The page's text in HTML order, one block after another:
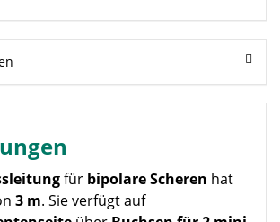
für bipolare Scheren hat
3 m. Sie verfügt auf